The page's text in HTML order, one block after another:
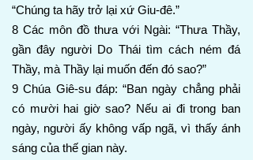
“Chúng ta hãy trở lại xứ Giu-đê.”
8 Các môn đồ thưa với Ngài: “Thưa Thầy,
gần đây người Do Thái tìm cách ném đá
Thầy, mà Thầy lại muốn đến đó sao?”
9 Chúa Giê-su đáp: “Ban ngày chẳng phải
có mười hai giờ sao? Nếu ai đi trong ban
ngày, người ấy không vấp ngã, vì thấy ánh
sáng của thế gian này.